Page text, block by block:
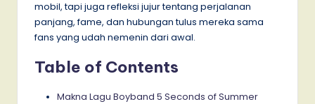
mobil, tapi juga refleksi jujur tentang perjalanan
panjang, fame, dan hubungan tulus mereka sama
fans yang udah nemenin dari awal.
Table of Contents
Makna Lagu Boyband 5 Seconds of Summer